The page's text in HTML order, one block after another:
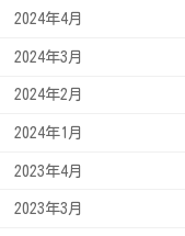
2024年4月
2024年3月
2024年2月
2024年1月
2023年4月
2023年3月